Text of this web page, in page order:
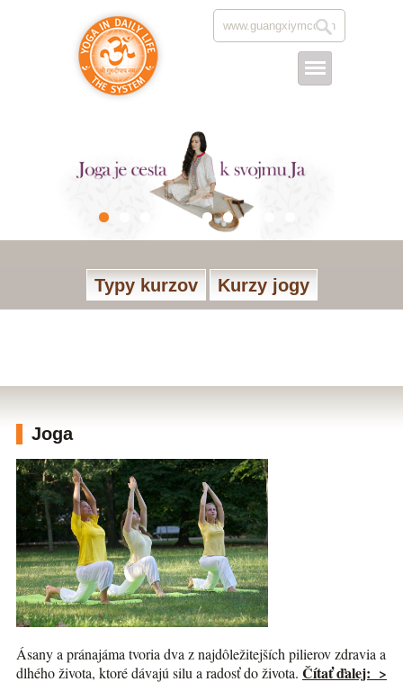
Typy kurzov Kurzy jogy
Joga
Ásany a pránajáma tvoria dva z najdôležitejších pilierov zdravia a
dlhého života, ktoré dávajú silu a radosť do života. Čítať ďalej: >